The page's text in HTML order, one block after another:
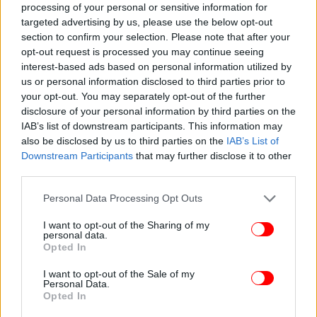
processing of your personal or sensitive information for
targeted advertising by us, please use the below opt-out
section to confirm your selection. Please note that after your
opt-out request is processed you may continue seeing
interest-based ads based on personal information utilized by
us or personal information disclosed to third parties prior to
your opt-out. You may separately opt-out of the further
disclosure of your personal information by third parties on the
IAB’s list of downstream participants. This information may
also be disclosed by us to third parties on the IAB’s List of
Downstream Participants that may further disclose it to other
Please note that this website/app uses one or more Google
not limited to your visit or usage behaviour. You may click to
grant or deny consent to Google and its third-party tags to
use your data for below specified purposes in below Google
consent section.
Personal Data Processing Opt Outs
I want to opt-out of the Sharing of my
personal data.
Opted In
I want to opt-out of the Sale of my
Personal Data.
Opted In
από κάμερες και άλλα στοιχεία που ενδεχομένως να
βοηθήσουν στον εντοπισμό του δράστη ή των
δραστών.